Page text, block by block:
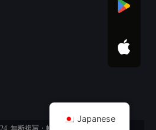
無断複写・転載を禁じます。
Japanese